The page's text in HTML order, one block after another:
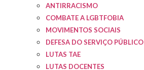
ANTIRRACISMO
COMBATE A LGBTFOBIA
MOVIMENTOS SOCIAIS
DEFESA DO SERVIÇO PÚBLICO
LUTAS TAE
LUTAS DOCENTES